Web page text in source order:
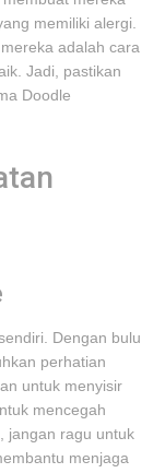
memiliki alergi.
adalah cara
Jadi, pastikan
Doodle
Dengan bulu
perhatian
untuk menyisir
mencegah
jangan ragu untuk
menjaga